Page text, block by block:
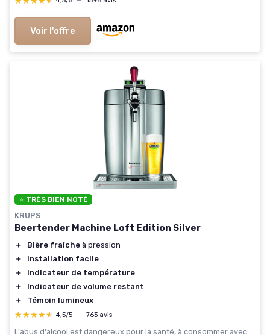
Voir l'offre
⭐ TRÈS BIEN NOTÉ
KRUPS
Beertender Machine Loft Edition Silver
＋ Bière fraîche à pression
＋
Installation facile
＋
Indicateur de température
＋
Indicateur de volume restant
＋
Témoin lumineux
★★★★★
★★★★★ 4,5/5 — 763 avis
L'abus d'alcool est dangereux pour la santé, à consommer avec